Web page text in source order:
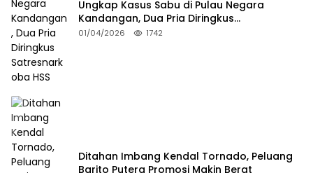
Ungkap Kasus Sabu di Pulau Negara
Kandangan, Dua Pria Diringkus
Satresnarkoba HSS
01/04/2026 1742
Ditahan Imbang Kendal Tornado, Peluang
Barito Putera Promosi Makin Berat